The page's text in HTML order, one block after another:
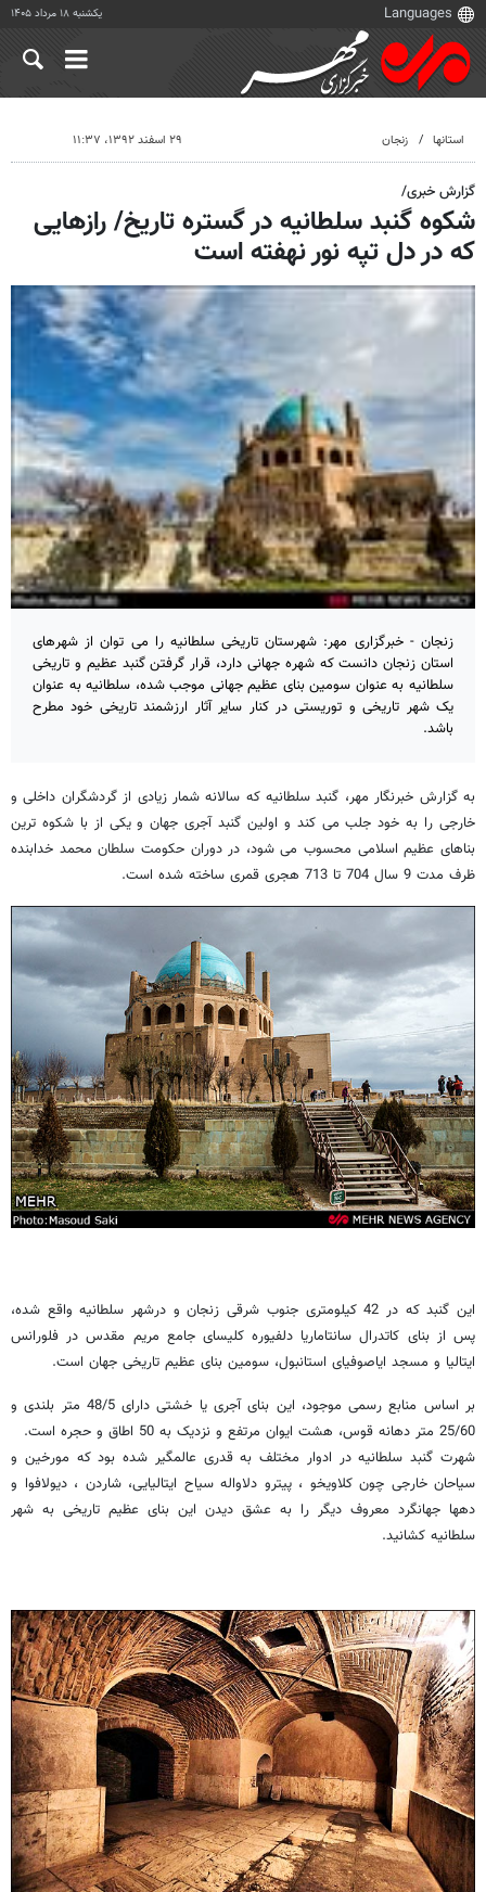
یکشنبه ۱۸ مرداد ۱۴۰۵
استانها زنجان ۲۹ اسفند ۱۳۹۲، ۱۱:۳۷
گزارش خبری/
شکوه گنبد سلطانیه در گستره تاریخ/ رازهایی
که در دل تپه نور نهفته است
زنجان - خبرگزاری مهر: شهرستان تاریخی سلطانیه را می توان از شهرهای
استان زنجان دانست که شهره جهانی دارد، قرار گرفتن گنبد عظیم و تاریخی
سلطانیه به عنوان سومین بنای عظیم جهانی موجب شده، سلطانیه به عنوان
یک شهر تاریخی و توریستی در کنار سایر آثار ارزشمند تاریخی خود مطرح
باشد.
به گزارش خبرنگار مهر، گنبد سلطانیه که سالانه شمار زیادی از گردشگران داخلی و
خارجی را به خود جلب می کند و اولین گنبد آجری جهان و یکی از با شکوه ترین
بناهای عظیم اسلامی محسوب می شود، در دوران حکومت سلطان محمد خدابنده
ظرف مدت 9 سال 704 تا 713 هجری قمری ساخته شده است.
این گنبد که در 42 کیلومتری جنوب شرقی زنجان و درشهر سلطانیه واقع شده،
پس از بنای کاتدرال سانتاماریا دلفیوره کلیسای جامع مریم مقدس در فلورانس
ایتالیا و مسجد ایاصوفیای استانبول، سومین بنای عظیم تاریخی جهان است.
بر اساس منابع رسمی موجود، این بنای آجری یا خشتی دارای 48/5 متر بلندی و
25/60 متر دهانه قوس، هشت ایوان مرتفع و نزدیک به 50 اطاق و حجره است.
شهرت گنبد سلطانیه در ادوار مختلف به قدری عالمگیر شده بود که مورخین و
سیاحان خارجی چون کلاویخو ، پیترو دلاواله سیاح ایتالیایی، شاردن ، دیولافوا و
دهها جهانگرد معروف دیگر را به عشق دیدن این بنای عظیم تاریخی به شهر
سلطانیه کشانید.